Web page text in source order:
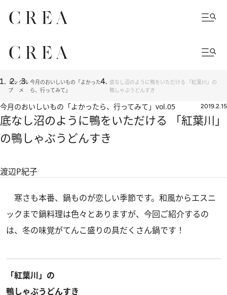
トッ
プ
グル
メ
今月のおいしいもの「よかった
ら、行ってみて」
底なし沼のように鴨をいただける 「紅葉川」の
鴨しゃぶうどんすき
今月のおいしいもの「よかったら、行ってみて」 vol.05 2019.2.15
底なし沼のように鴨をいただける 「紅葉川」
の鴨しゃぶうどんすき
渡辺P紀子
寒さも本番、鍋ものが恋しい季節です。和風からエスニ
ックまで鍋料理は色々とありますが、今回ご紹介するの
は、冬の味覚がてんこ盛りの具だくさん鍋です！
「紅葉川」の
鴨しゃぶうどんすき